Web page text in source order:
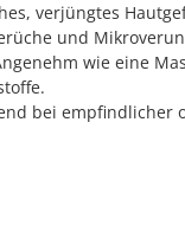
verjüngtes
und
wie eine
bei empfindlicher